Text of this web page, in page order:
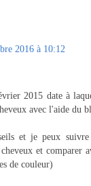
2016 à 10:12
2015 date à
avec l'aide du
et je peux
et comparer
de couleur)